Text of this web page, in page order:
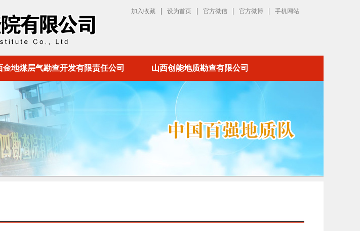
加入收藏 设为首页 官方微信 官方微博 手机网站
金地煤层气勘查开发有限责任公司 山西创能地质勘查有限公司